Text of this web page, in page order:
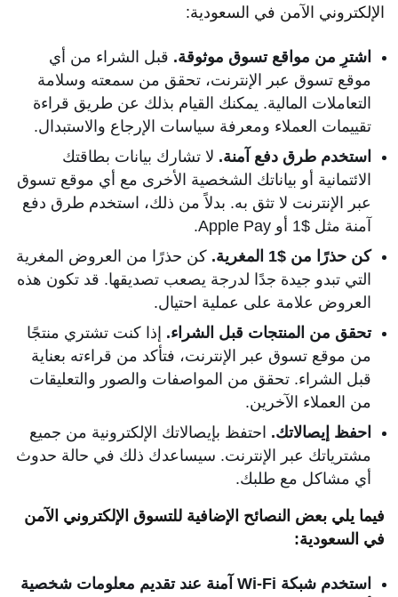
الإلكتروني الآمن في السعودية:
اشترِ من مواقع تسوق موثوقة. قبل الشراء من أي
موقع تسوق عبر الإنترنت، تحقق من سمعته وسلامة
التعاملات المالية. يمكنك القيام بذلك عن طريق قراءة
تقييمات العملاء ومعرفة سياسات الإرجاع والاستبدال.
استخدم طرق دفع آمنة. لا تشارك بيانات بطاقتك
الائتمانية أو بياناتك الشخصية الأخرى مع أي موقع تسوق
عبر الإنترنت لا تثق به. بدلاً من ذلك، استخدم طرق دفع
آمنة مثل $1 أو Apple Pay.
كن حذرًا من $1 المغرية.
كن حذرًا من العروض المغرية
التي تبدو جيدة جدًا لدرجة يصعب تصديقها. قد تكون هذه
العروض علامة على عملية احتيال.
تحقق من المنتجات قبل الشراء. إذا كنت تشتري منتجًا
من موقع تسوق عبر الإنترنت، فتأكد من قراءته بعناية
قبل الشراء. تحقق من المواصفات والصور والتعليقات
من العملاء الآخرين.
احفظ إيصالاتك. احتفظ بإيصالاتك الإلكترونية من جميع
مشترياتك عبر الإنترنت. سيساعدك ذلك في حالة حدوث
أي مشاكل مع طلبك.
فيما يلي بعض النصائح الإضافية للتسوق الإلكتروني الآمن
في السعودية:
استخدم شبكة Wi-Fi آمنة عند تقديم معلومات شخصية